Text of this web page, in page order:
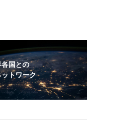
各国との
トワーク